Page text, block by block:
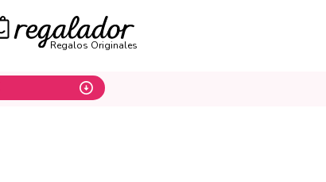
Regalos Originales